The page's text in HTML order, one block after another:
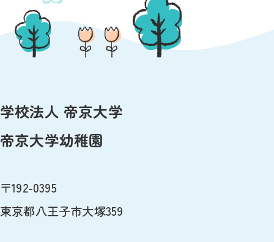
学校法人 帝京大学
帝京大学幼稚園
〒192-0395
東京都八王子市大塚359